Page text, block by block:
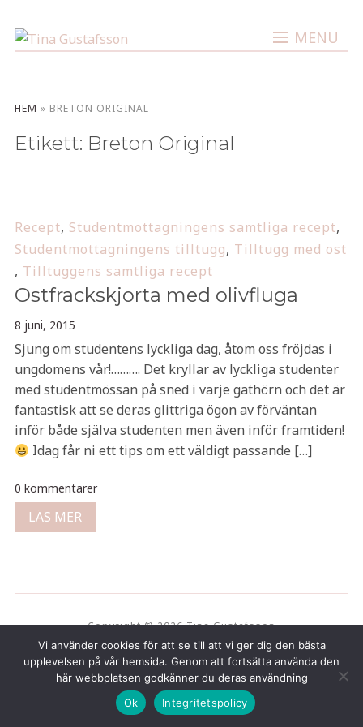
MENU
HEM » BRETON ORIGINAL
Etikett: Breton Original
Recept, Studentmottagningens samtliga recept,
Studentmottagningens tilltugg, Tilltugg med ost
, Tilltuggens samtliga recept
Ostfrackskjorta med olivfluga
8 juni, 2015
Sjung om studentens lyckliga dag, åtom oss fröjdas i
ungdomens vår!………. Det kryllar av lyckliga studenter
med studentmössan på sned i varje gathörn och det är
fantastisk att se deras glittriga ögon av förväntan
inför både själva studenten men även inför framtiden!
Idag får ni ett tips om ett väldigt passande […]
0 kommentarer
LÄS MER
Copyright © 2026 Tina Gustafsson
Vi använder cookies för att se till att vi ger dig den bästa
upplevelsen på vår hemsida. Genom att fortsätta använda den
här webbplatsen godkänner du deras användning
Ok
Integritetspolicy